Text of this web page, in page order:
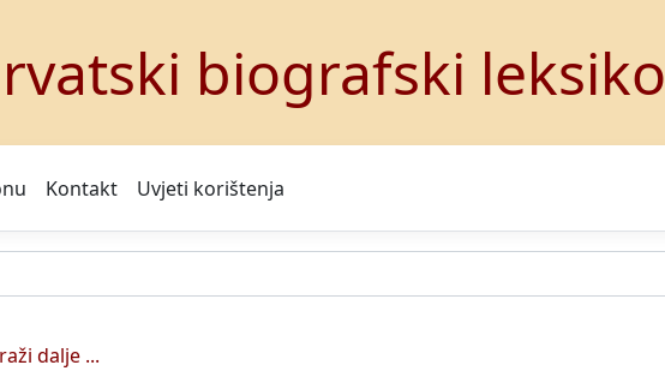
biografski
Kontakt Uvjeti korištenja
dalje ...